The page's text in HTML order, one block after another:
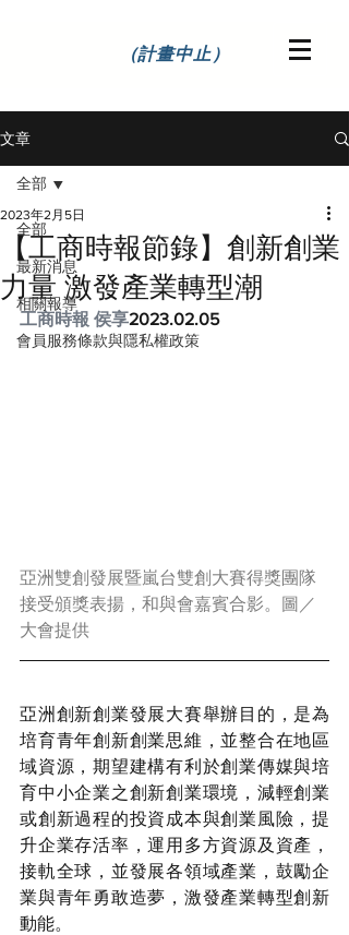
（計畫中止）
文章
全部
最新消息
相關報導
會員服務條款與隱私權政策
全部
【工商時報節錄】創新創業
力量 激發產業轉型潮
2023年2月5日
工商時報 侯享2023.02.05
亞洲雙創發展暨嵐台雙創大賽得獎團隊
接受頒獎表揚，和與會嘉賓合影。圖／
大會提供
亞洲創新創業發展大賽舉辦目的，是為
培育青年創新創業思維，並整合在地區
域資源，期望建構有利於創業傳媒與培
育中小企業之創新創業環境，減輕創業
或創新過程的投資成本與創業風險，提
升企業存活率，運用多方資源及資產，
接軌全球，並發展各領域產業，鼓勵企
業與青年勇敢造夢，激發產業轉型創新
動能。